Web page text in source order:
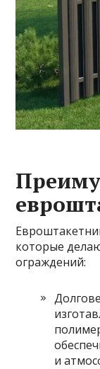
которые
ограждений:
и